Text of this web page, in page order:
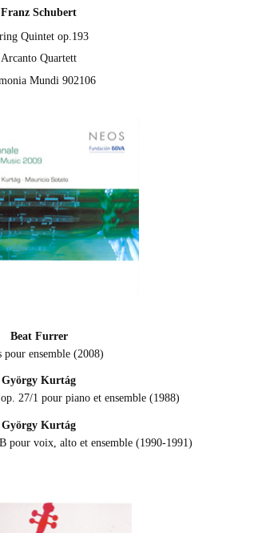
Franz Schubert
Quintet op.193
Arcanto Quartett
Mundi 902106
Beat Furrer
pour ensemble (2008)
György Kurtág
27/1 pour piano et ensemble (1988)
György Kurtág
pour voix, alto et ensemble (1990-1991)